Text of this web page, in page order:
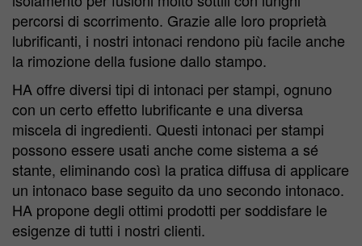
percorsi di scorrimento. Grazie alle loro proprietà
lubrificanti, i nostri intonaci rendono più facile anche
la rimozione della fusione dallo stampo.
HA offre diversi tipi di intonaci per stampi, ognuno
con un certo effetto lubrificante e una diversa
miscela di ingredienti. Questi intonaci per stampi
possono essere usati anche come sistema a sé
stante, eliminando così la pratica diffusa di applicare
un intonaco base seguito da uno secondo intonaco.
HA propone degli ottimi prodotti per soddisfare le
esigenze di tutti i nostri clienti.